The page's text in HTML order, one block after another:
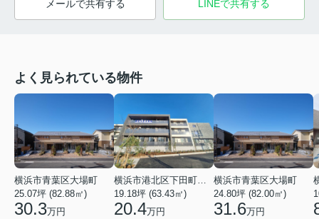
メールで共有する LINEで共有する
よく見られている物件
横浜市青葉区大場町
25.07坪 (82.88㎡)
30.3万円
19.18坪 (63.43㎡)
20.4万円
横浜市青葉区大場町
24.80坪 (82.00㎡)
31.6万円